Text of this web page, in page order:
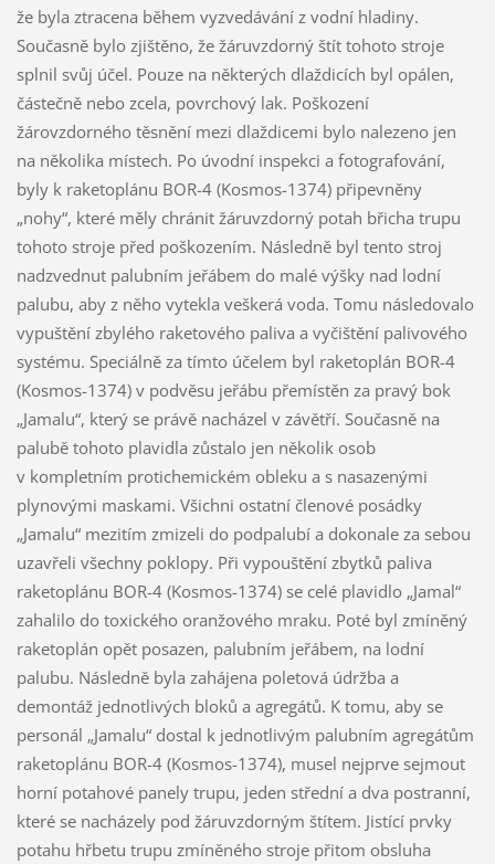
že byla ztracena během vyzvedávání z vodní hladiny.
Současně bylo zjištěno, že žáruvzdorný štít tohoto stroje
splnil svůj účel. Pouze na některých dlaždicích byl opálen,
částečně nebo zcela, povrchový lak. Poškození
žárovzdorného těsnění mezi dlaždicemi bylo nalezeno jen
na několika místech. Po úvodní inspekci a fotografování,
byly k raketoplánu BOR-4 (Kosmos-1374) připevněny
„nohy“, které měly chránit žáruvzdorný potah břicha trupu
tohoto stroje před poškozením. Následně byl tento stroj
nadzvednut palubním jeřábem do malé výšky nad lodní
palubu, aby z něho vytekla veškerá voda. Tomu následovalo
vypuštění zbylého raketového paliva a vyčištění palivového
systému. Speciálně za tímto účelem byl raketoplán BOR-4
(Kosmos-1374) v podvěsu jeřábu přemístěn za pravý bok
„Jamalu“, který se právě nacházel v závětří. Současně na
palubě tohoto plavidla zůstalo jen několik osob
v kompletním protichemickém obleku a s nasazenými
plynovými maskami. Všichni ostatní členové posádky
„Jamalu“ mezitím zmizeli do podpalubí a dokonale za sebou
uzavřeli všechny poklopy. Při vypouštění zbytků paliva
raketoplánu BOR-4 (Kosmos-1374) se celé plavidlo „Jamal“
zahalilo do toxického oranžového mraku. Poté byl zmíněný
raketoplán opět posazen, palubním jeřábem, na lodní
palubu. Následně byla zahájena poletová údržba a
demontáž jednotlivých bloků a agregátů. K tomu, aby se
personál „Jamalu“ dostal k jednotlivým palubním agregátům
raketoplánu BOR-4 (Kosmos-1374), musel nejprve sejmout
horní potahové panely trupu, jeden střední a dva postranní,
které se nacházely pod žáruvzdorným štítem. Jistící prvky
potahu hřbetu trupu zmíněného stroje přitom obsluha